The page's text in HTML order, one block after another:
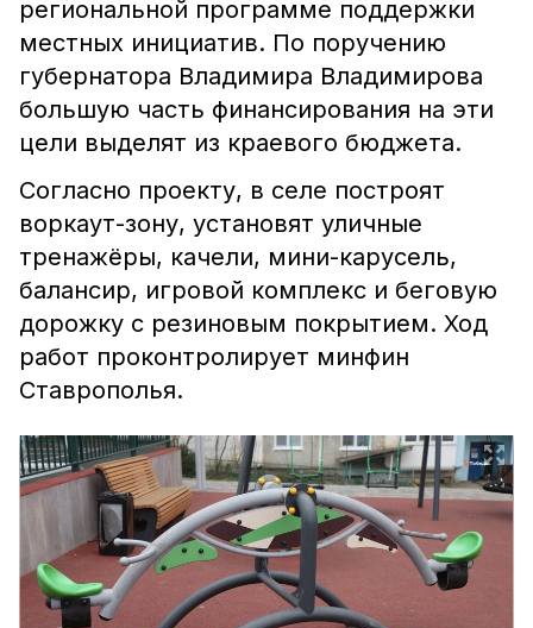
региональной программе поддержки
местных инициатив. По поручению
губернатора Владимира Владимирова
большую часть финансирования на эти
цели выделят из краевого бюджета.
Согласно проекту, в селе построят
воркаут-зону, установят уличные
тренажёры, качели, мини-карусель,
балансир, игровой комплекс и беговую
дорожку с резиновым покрытием. Ход
работ проконтролирует минфин
Ставрополья.